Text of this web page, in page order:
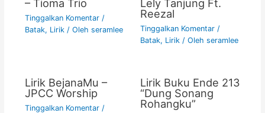
– Tioma Trio
Tinggalkan Komentar /
Batak, Lirik/ Oleh seramlee
Lely Tanjung Ft.
Reezal
Tinggalkan Komentar /
Batak, Lirik/ Oleh seramlee
Lirik BejanaMu –
JPCC Worship
Tinggalkan Komentar /
Lirik Buku Ende 213
“Dung Sonang
Rohangku”